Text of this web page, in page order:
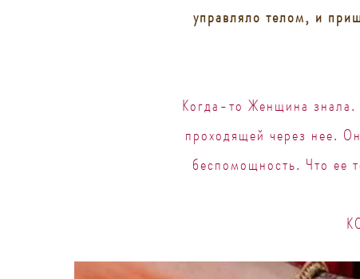
управляло телом, и
Когда-то Женщина
проходящей через нее.
беспомощность. Что ее